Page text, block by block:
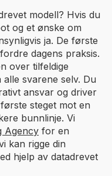
modell? Hvis du
og et ønske om
ja. De første
dagens praksis.
over tilfeldige
svarene selv. Du
ansvar og driver
steget mot en
bunnlinje. Vi
Agency for en
kan rigge din
hjelp av datadrevet